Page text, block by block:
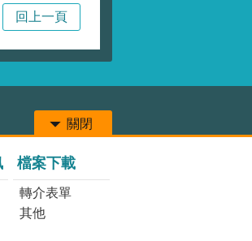
回上一頁
關閉
檔案下載
轉介表單
其他